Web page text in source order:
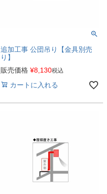
追加工事 公団吊り【金具別売
り】
販売価格 ¥8,130税込
カートに入れる